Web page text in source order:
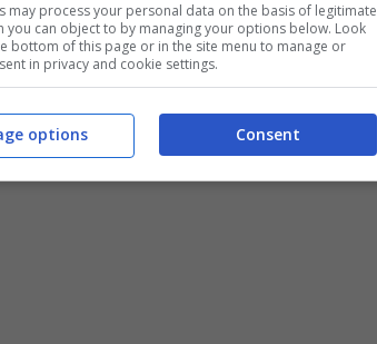
may process your personal data on the basis of legitimate
you can object to by managing your options below. Look
bottom of this page or in the site menu to manage or
in privacy and cookie settings.
Consent
options